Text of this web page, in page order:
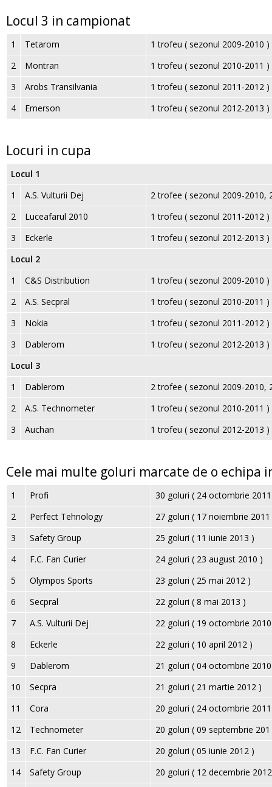
Locul 3 in campionat
1 Tetarom
1 trofeu ( sezonul 2009-2010 )
2
Montran
1 trofeu ( sezonul 2010-2011 )
3
Arobs Transilvania
1 trofeu ( sezonul 2011-2012 )
4
Emerson 1 trofeu ( sezonul 2012-2013 )
Locuri in cupa
Locul 1
1
A.S. Vulturii Dej
2 trofee ( sezonul 2009-2010,
2
Luceafarul 2010
1 trofeu ( sezonul 2011-2012 )
3
Eckerle
1 trofeu ( sezonul 2012-2013 )
Locul 2
1
C&S Distribution
1 trofeu ( sezonul 2009-2010 )
2
A.S. Secpral
1 trofeu ( sezonul 2010-2011 )
3
Nokia
1 trofeu ( sezonul 2011-2012 )
3
Dablerom
1 trofeu ( sezonul 2012-2013 )
Locul 3
1
Dablerom
2 trofee ( sezonul 2009-2010,
2
A.S. Technometer
1 trofeu ( sezonul 2010-2011 )
3
Auchan 1 trofeu ( sezonul 2012-2013 )
Cele mai multe goluri marcate de o echipa
1 Profi
30 goluri ( 24 octombrie
2
Perfect Tehnology
27 goluri ( 17 noiembrie
3
Safety Group
25 goluri ( 11 iunie 2013 )
4
F.C. Fan Curier
24 goluri ( 23 august 2010 )
5
Olympos Sports
23 goluri ( 25 mai 2012 )
6
Secpral
22 goluri ( 8 mai 2013 )
7
A.S. Vulturii Dej
22 goluri ( 19 octombrie
8
Eckerle
22 goluri ( 10 april 2012 )
9
Dablerom
21 goluri ( 04 octombrie
10
Secpra
21 goluri ( 21 martie 2012 )
11
Cora
20 goluri ( 24 octombrie
12
Technometer
20 goluri ( 09 septembrie
13
F.C. Fan Curier
20 goluri ( 05 iunie 2012 )
14
Safety Group
20 goluri ( 12 decembrie